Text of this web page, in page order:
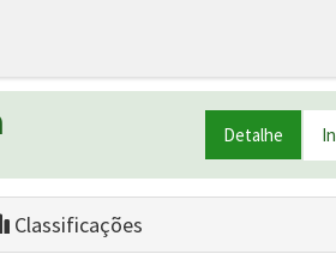
Detalhe
Classificações